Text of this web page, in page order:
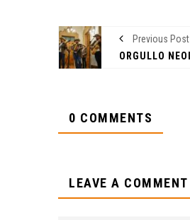
Previous Post
0 COMMENTS
LEAVE A COMMENT